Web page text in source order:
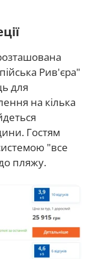
Рив'єра"
для
на кілька
Гостям
"все
пляжу.